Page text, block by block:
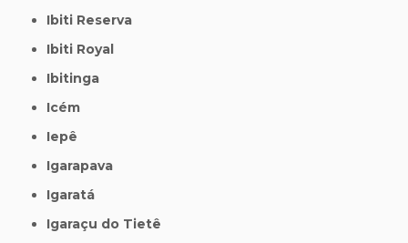
Ibiti Reserva
Ibiti Royal
Ibitinga
Icém
Iepê
Igarapava
Igaratá
Igaraçu do Tietê